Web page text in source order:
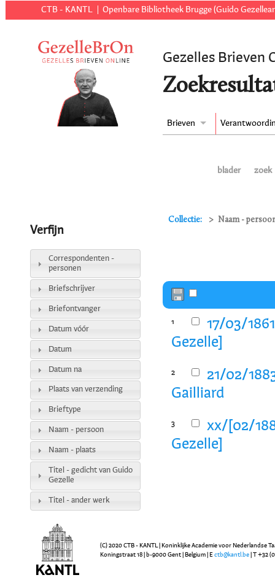
CTB - KANTL Openbare Bibliotheek Brugge (Guido
Gezelles Brieven
Brieven
blader zoek
Collectie: Naam -
1
17/03/
Gezelle]
2
21/02/
Gailliard
3
xx/[02/
Gezelle]
Verfijn
Correspondenten -
personen
Briefschrijver
Briefontvanger
Datum vóór
Datum
Datum na
Plaats van verzending
Brieftype
Naam - persoon
Naam - plaats
Titel - gedicht van Guido
Gezelle
Titel - ander werk
(C) 2020 CTB - KANTL | Koninklijke Academie voor Nederlandse
Koningstraat 18 | b-9000 Gent | Belgium | E ctb@kantl.be | T +32